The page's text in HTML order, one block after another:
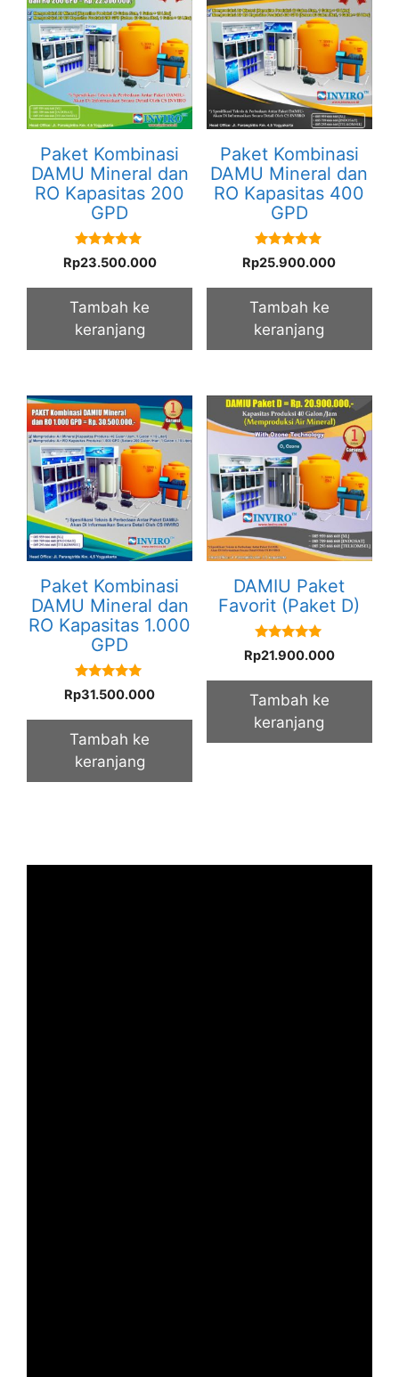
Paket Kombinasi
DAMU Mineral dan
RO Kapasitas 200
GPD
5.00
out of 5
Rp23.500.000
Tambah ke
keranjang
Paket Kombinasi
DAMU Mineral dan
RO Kapasitas 400
GPD
5.00
out of 5
Rp25.900.000
Tambah ke
keranjang
Paket Kombinasi
DAMU Mineral dan
RO Kapasitas 1.000
GPD
5.00
out of 5
Rp31.500.000
Tambah ke
keranjang
DAMIU Paket
Favorit (Paket D)
5.00
out of 5
Rp21.900.000
Tambah ke
keranjang